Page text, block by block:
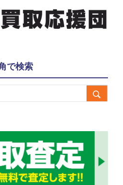
で検索
